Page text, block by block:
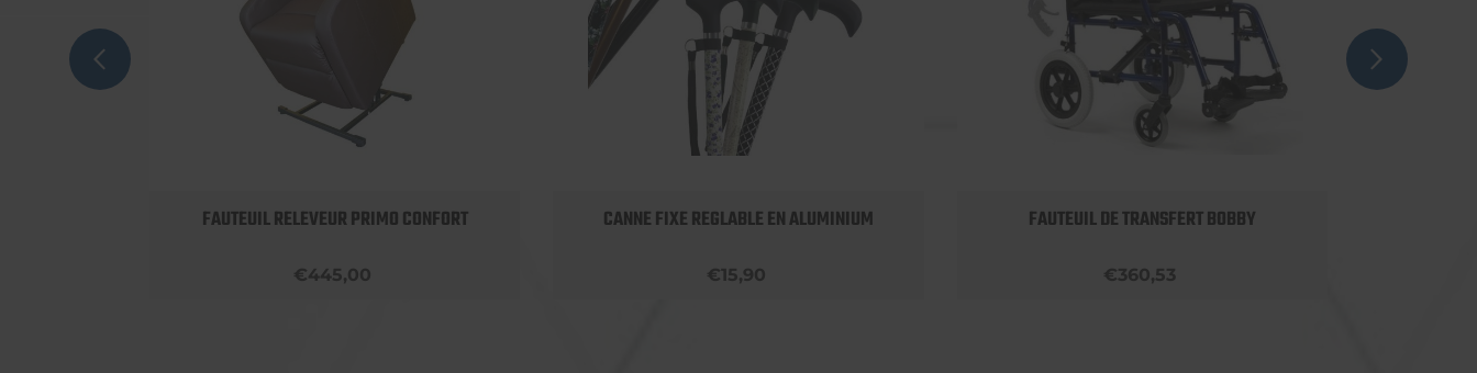
FAUTEUIL RELEVEUR PRIMO CONFORT
€445,00
CANNE FIXE REGLABLE EN ALUMINIUM
€15,90
FAUTEUIL DE TRANSFERT BOBBY
€360,53